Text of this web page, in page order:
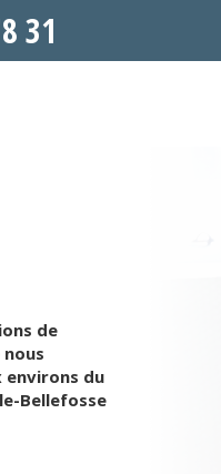
31
de
environs du
Bellefosse